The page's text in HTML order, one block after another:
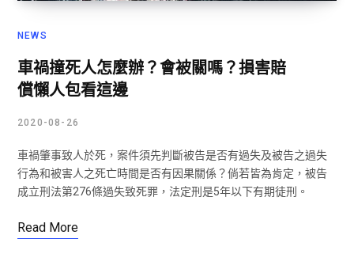
NEWS
車禍撞死人怎麼辦？會被關嗎？損害賠
償懶人包看這邊
2020-08-26
車禍肇事致人於死，案件須先判斷被告是否有過失及被告之過失
行為和被害人之死亡時間是否有因果關係？倘若皆為肯定，被告
成立刑法第276條過失致死罪，法定刑是5年以下有期徒刑。
Read More